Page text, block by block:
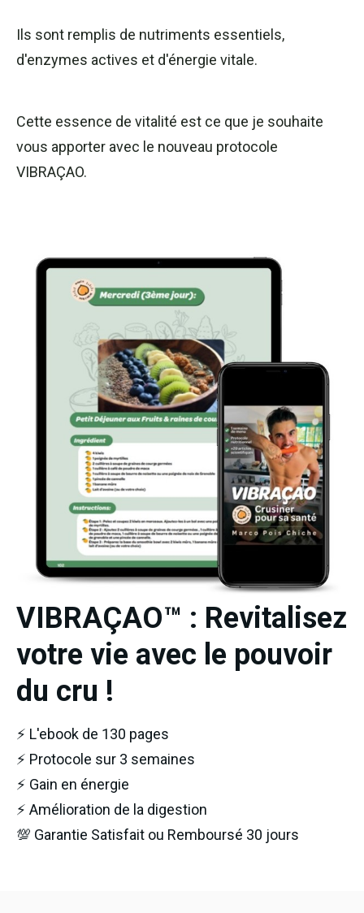
Ils sont remplis de nutriments essentiels,
d'enzymes actives et d'énergie vitale.
Cette essence de vitalité est ce que je souhaite
vous apporter avec le nouveau protocole
VIBRAÇAO.
VIBRAÇAO™ : Revitalisez
votre vie avec le pouvoir
du cru !
⚡ L'ebook de 130 pages
⚡ Protocole sur 3 semaines
⚡ Gain en énergie
⚡ Amélioration de la digestion
💯 Garantie Satisfait ou Remboursé 30 jours